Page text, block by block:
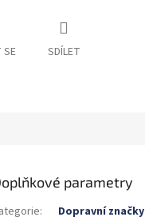
SE SDÍLET
parametry
:
Dopravní značky